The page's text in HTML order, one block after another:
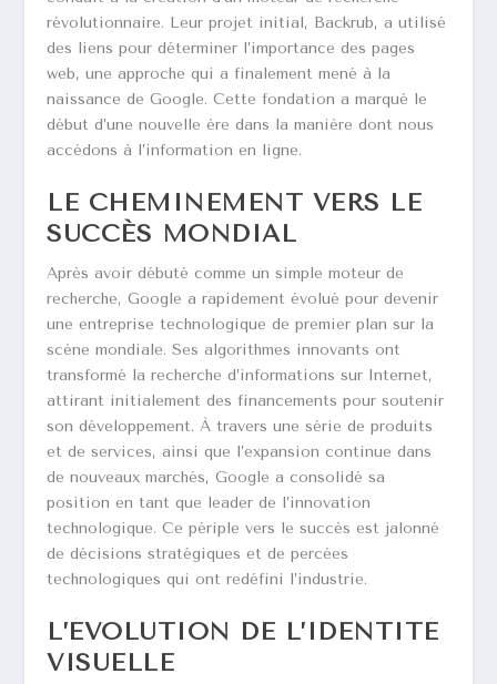
révolutionnaire. Leur projet initial, Backrub, a utilisé
des liens pour déterminer l’importance des pages
web, une approche qui a finalement mené à la
naissance de Google. Cette fondation a marqué le
début d’une nouvelle ère dans la manière dont nous
accédons à l’information en ligne.
LE CHEMINEMENT VERS LE
SUCCÈS MONDIAL
Après avoir débuté comme un simple moteur de
recherche, Google a rapidement évolué pour devenir
une entreprise technologique de premier plan sur la
scène mondiale. Ses algorithmes innovants ont
transformé la recherche d’informations sur Internet,
attirant initialement des financements pour soutenir
son développement. À travers une série de produits
et de services, ainsi que l’expansion continue dans
de nouveaux marchés, Google a consolidé sa
position en tant que leader de l’innovation
technologique. Ce périple vers le succès est jalonné
de décisions stratégiques et de percées
technologiques qui ont redéfini l’industrie.
L’ÉVOLUTION DE L’IDENTITÉ
VISUELLE